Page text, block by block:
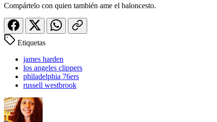
Compártelo con quien también ame el baloncesto.
Etiquetas
james harden
los angeles clippers
philadelphia 76ers
russell westbrook